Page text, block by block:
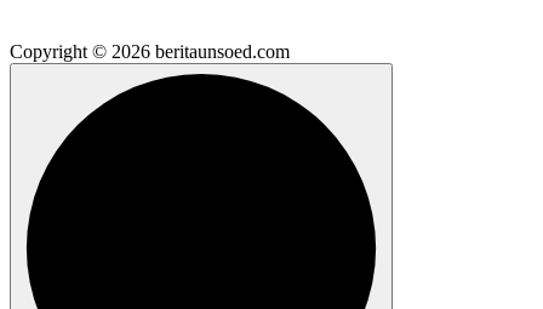
Copyright © 2026 beritaunsoed.com